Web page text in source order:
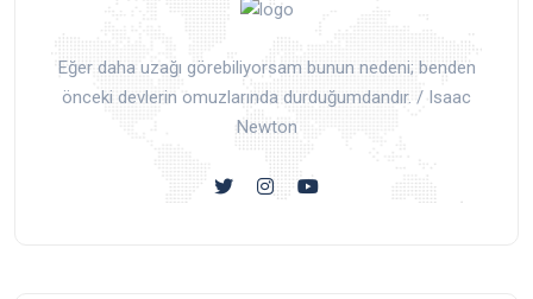
Eğer daha uzağı görebiliyorsam bunun nedeni; benden
önceki devlerin omuzlarında durduğumdandır. / Isaac
Newton